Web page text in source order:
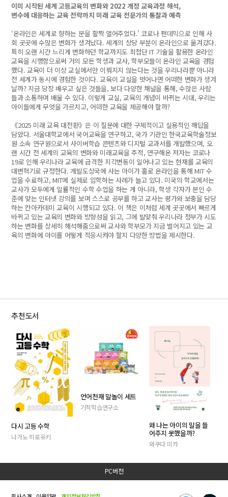
이미 시작된 세계 고등교육의 변화와 2022 개정 교육과정 해석,
변수에 대응하는 교육 전략까지 미래 교육 전문가의 통찰과 예측
‘온라인은 세계로 향하는 문을 활짝 열어주었다.’ 코로나 팬데믹으로 인해 사
회 곳곳에 수많은 변화가 생겨났다. 세계의 상당 부분이 온라인으로 옮겨갔다.
특히 오랜 시간 느리게 변화하던 학교까지도 최첨단 IT 기술을 활용한 온라인
교육을 시행함으로써 거의 모든 학생과 교사, 학부모들이 온라인 교육을 경험
했다. 교육이 더 이상 교실에서만 이뤄지지 않는다는 것을 우리나라뿐 아니라
전 세계가 동시에 경험한 것이다. 교육이 교실을 벗어나면 어떠한 변화가 생겨
날까? 지금 당장 배우고 싶은 것들을, 보다 다양한 채널을 통해, 수많은 사람
들과 소통하며 배울 수 있다. 이렇게 교실, 교육의 개념이 바뀌는 시대, 우리는
아이들에게 무엇을 가르치고, 어떠한 교육을 제공해야 할까?
《2025 미래 교육 대전환》은 이 질문에 대한 구체적이고 실용적인 해답을
담았다. 서울대학교에서 국어교육을 연구하고, 국가 기관인 한국교육학술정보
원 소속 연구원으로서 사이버학습 콘텐츠와 디지털 교과서를 개발했으며, 오
랜 시간 전 세계의 교육의 변화와 미래교육을 추적, 연구해온 저자는 코로나
19로 인해 우리나라 교육에 급격한 지각변동이 일어나고 있는 현재를 교육의
대변혁기로 규정한다. 개발도상국에 사는 아이가 홀로 온라인을 통해 MIT 수
업을 수료하고, MIT에 실제로 입학하는 사례가 늘고 있다. 미국의 학교에서는
교사가 모두에게 일률적인 수학 수업을 하는 게 아니라, 학생 각자가 본인 수
준에 맞는 인터넷 강의를 보며 스스로 공부를 하고 교사는 평가와 보충을 담당
하는 칸아카데미 교육이 시행되고 있다. 이 책은 이처럼 세계 곳곳에서 빠르게
바뀌고 있는 교육의 변화와 방향성을 읽고, 그에 발맞춰 우리나라 정부가 시도
하는 변화를 상세히 해석해줌으로써 교사와 학부모가 지금 벌어지고 있는 교
육의 변화에 아이를 어떻게 적응시켜야 할지 다양한 방법을 제시한다.
추천도서
다시 고등 수학
나가노 히로유키
언어천재 말놀이 세트
기적학습연구소
왜 나는 아이의 말을 들
어주지 못했을까?
와쿠다 미카
PC버전